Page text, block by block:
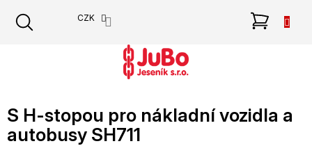
obsah
CZK
S H-stopou pro nákladní vozidla a
autobusy SH711